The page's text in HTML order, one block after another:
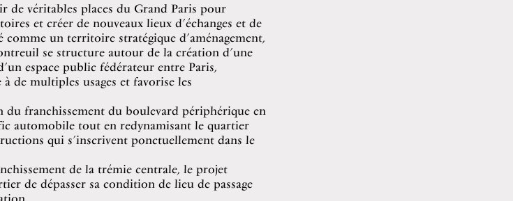
de véritables places du Grand Paris pour
et créer de nouveaux lieux d’échanges et de
un territoire stratégique d’aménagement,
se structure autour de la création d’une
espace public fédérateur entre Paris,
de multiples usages et favorise les
franchissement du boulevard périphérique en
automobile tout en redynamisant le quartier
qui s’inscrivent ponctuellement dans le
de la trémie centrale, le projet
de dépasser sa condition de lieu de passage